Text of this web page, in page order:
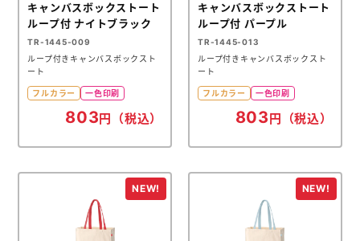
キャンバスボックストート
ループ付 ナイトブラック
TR-1445-009
ループ付きキャンバスボックスト
ート
フルカラー 一色印刷
803 円（税込）
キャンバスボックストート
ループ付 パープル
TR-1445-013
ループ付きキャンバスボックスト
ート
フルカラー 一色印刷
803 円（税込）